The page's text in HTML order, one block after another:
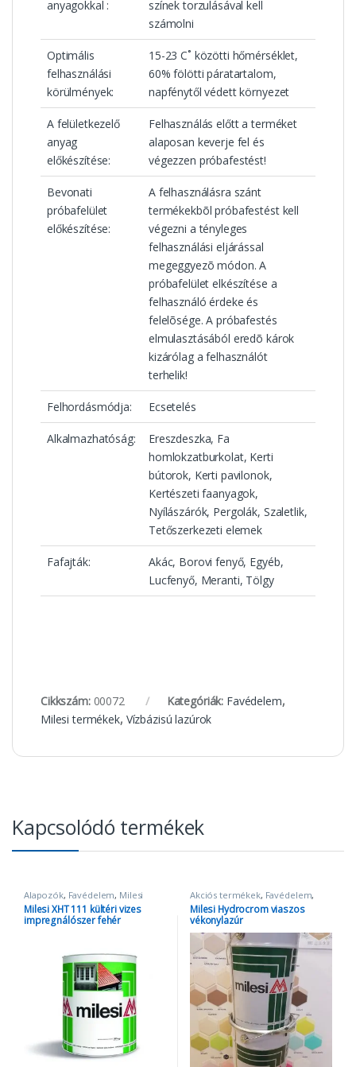
anyagokkal :
színek torzulásával kell
számolni
Optimális
felhasználási
körülmények:
15-23 C˚ közötti hőmérséklet,
60% fölötti páratartalom,
napfénytől védett környezet
A felületkezelő
anyag
előkészítése:
Felhasználás előtt a terméket
alaposan keverje fel és
végezzen próbafestést!
Bevonati
próbafelület
előkészítése:
A felhasználásra szánt
termékekbõl próbafestést kell
végezni a tényleges
felhasználási eljárással
megeggyezõ módon. A
próbafelület elkészítése a
felhasználó érdeke és
felelõsége. A próbafestés
elmulasztásából eredõ károk
kizárólag a felhasználót
terhelik!
Felhordásmódja: Ecsetelés
Alkalmazhatóság:
Ereszdeszka, Fa
homlokzatburkolat, Kerti
bútorok, Kerti pavilonok,
Kertészeti faanyagok,
Nyílászárók, Pergolák, Szaletlik,
Tetőszerkezeti elemek
Fafajták:
Akác, Borovi fenyő, Egyéb,
Lucfenyő, Meranti, Tölgy
Cikkszám: 00072 Kategóriák: Favédelem,
Milesi termékek, Vízbázisú lazúrok
Kapcsolódó termékek
Alapozók, Favédelem, Milesi
termékek
Milesi XHT 111 kültéri vizes
impregnálószer fehér
Akciós termékek, Favédelem,
Milesi termékek,Vízbázisú
lazúrok
Milesi Hydrocrom viaszos
vékonylazúr